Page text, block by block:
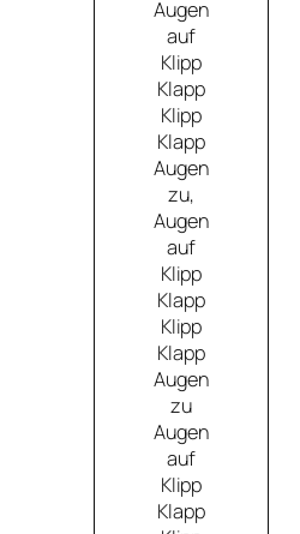
Augen
auf
Klipp
Klapp
Klipp
Klapp
Augen
zu,
Augen
auf
Klipp
Klapp
Klipp
Klapp
Augen
zu
Augen
auf
Klipp
Klapp